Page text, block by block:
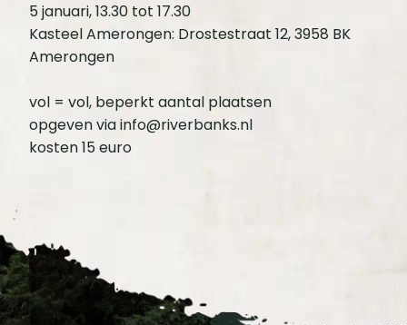
5 januari, 13.30 tot 17.30
Kasteel Amerongen: Drostestraat 12, 3958 BK
Amerongen
vol = vol, beperkt aantal plaatsen
opgeven via info@riverbanks.nl
kosten 15 euro